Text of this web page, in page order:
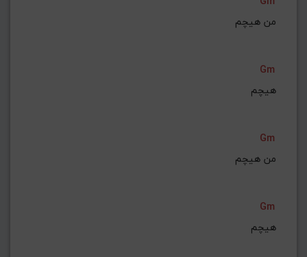
من هیچم
Gm
هیچم
Gm
من هیچم
Gm
هیچم